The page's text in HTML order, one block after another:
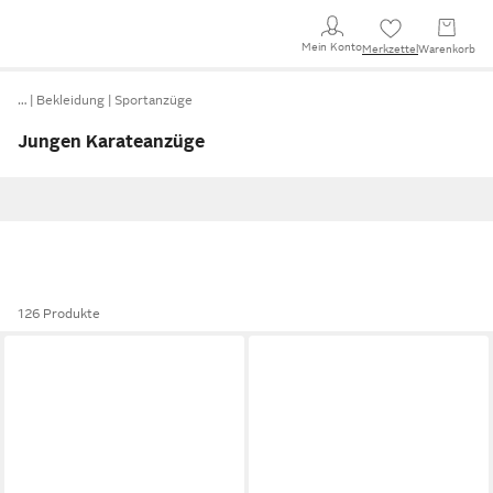
Mein KontoMerkzettel Warenkorb
… Bekleidung Sportanzüge
Jungen Karateanzüge
126 Produkte